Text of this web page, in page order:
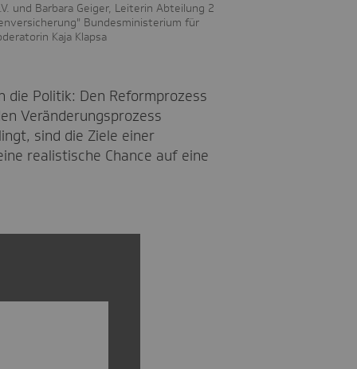
und Barbara Geiger, Leiterin Abteilung 2
Bundesministerium für
Kaja Klapsa
die Politik: Den Reformprozess
Veränderungsprozess
sind die Ziele einer
realistische Chance auf eine